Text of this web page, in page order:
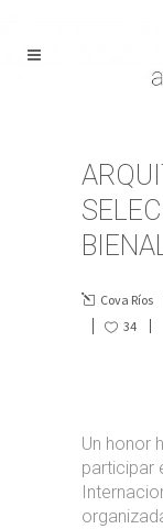
Cova Ríos
34
Un honor
participar